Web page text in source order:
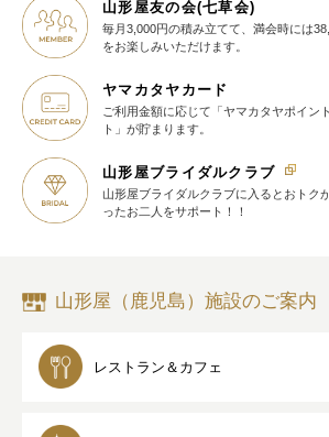
山形屋友の会(七草会)
毎月3,000円の積み立てて、満会時には
をお楽しみいただけます。
ヤマカタヤカード
ご利用金額に応じて 「ヤマカタヤポイン
ト」が貯まります。
山形屋ブライダルクラブ
山形屋ブライダルクラブに入ると おトク
ったお二人をサポート！！
山形屋（鹿児島）施設のご案内
レストラン＆カフェ